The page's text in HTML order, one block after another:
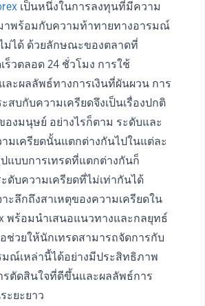
เป็นหนึ่งในการลงทุนที่มีความ
าพร้อมกับความท้าทายทางอารมณ์
ม่ได้ ด้วยลักษณะของตลาดที่
ร็วตลอด 24 ชั่วโมง การใช้
ละผลลัพธ์ทางการเงินที่ผันผวน การ
สบกับความเครียดจึงเป็นเรื่องปกติ
องมนุษย์ อย่างไรก็ตาม ระดับและ
มเครียดนั้นแตกต่างกันไปในแต่ละ
แบบการเทรดที่แตกต่างกันก็
ดับความเครียดที่ไม่เท่ากันได้
ะลึกถึงสาเหตุของความเครียดใน
พร้อมนำเสนอแนวทางและกลยุทธ์
ช่วยให้นักเทรดสามารถจัดการกับ
มณ์เหล่านี้ได้อย่างมีประสิทธิภาพ
รตัดสินใจที่ดีขึ้นและผลลัพธ์การ
ะยะยาว